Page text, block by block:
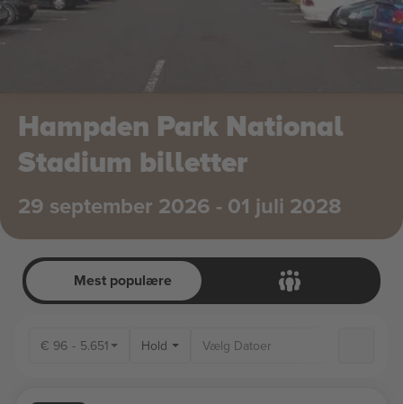
Hampden Park National
Stadium billetter
29 september 2026 - 01 juli 2028
Mest populære
€ 96 - 5.651 Hold